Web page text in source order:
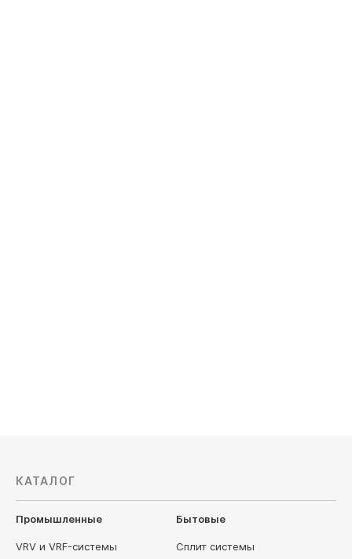
КАТАЛОГ
Промышленные
VRV и VRF-системы
Бытовые
Сплит системы